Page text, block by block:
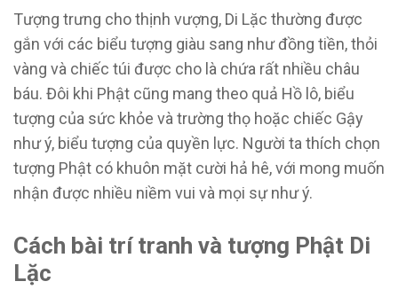
Tượng trưng cho thịnh vượng, Di Lặc thường được
gắn với các biểu tượng giàu sang như đồng tiền, thỏi
vàng và chiếc túi được cho là chứa rất nhiều châu
báu. Đôi khi Phật cũng mang theo quả Hồ lô, biểu
tượng của sức khỏe và trường thọ hoặc chiếc Gậy
như ý, biểu tượng của quyền lực. Người ta thích chọn
tượng Phật có khuôn mặt cười hả hê, với mong muốn
nhận được nhiều niềm vui và mọi sự như ý.
Cách bài trí tranh và tượng Phật Di
Lặc